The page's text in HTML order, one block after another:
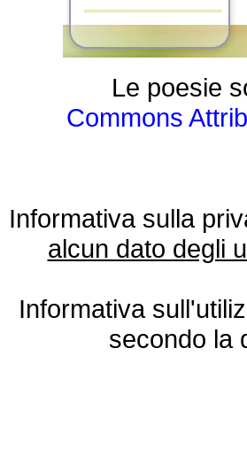
Le poesie
Commons
Informativa sulla
alcun dato degli
Informativa
secondo la